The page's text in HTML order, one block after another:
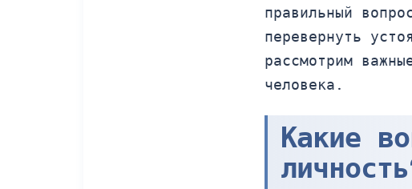
правильный
перевернуть
рассмотрим
человека.
Какие